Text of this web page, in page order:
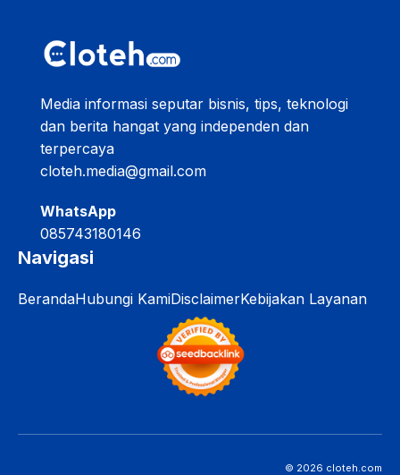
Media informasi seputar bisnis, tips, teknologi
dan berita hangat yang independen dan
terpercaya
cloteh.media@gmail.com
WhatsApp
085743180146
Navigasi
BerandaHubungi KamiDisclaimerKebijakan Layanan
© 2026 cloteh.com